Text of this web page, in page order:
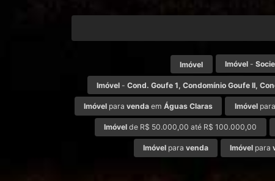
Imóvel Imóvel-
Imóvel- Cond. Goufe 1, Condomínio Goufe II,
Imóvel paravenda emÁguas Claras Imóvelpara
Imóvel de R$ 50.000,00 até R$ 100.000,00
Imóvelpara venda Imóvel para